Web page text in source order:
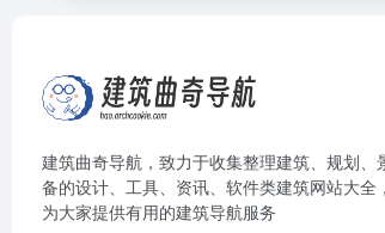
建筑曲奇导航 ，致力于收集整理建筑、规划
备的设计、工具、资讯、软件类建筑网站大全
为大家提供有用的建筑导航服务